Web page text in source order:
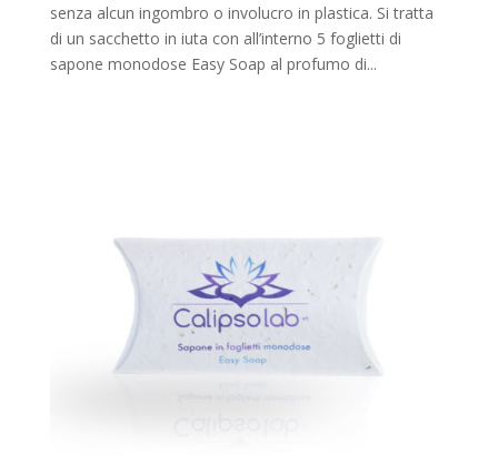
senza alcun ingombro o involucro in plastica. Si tratta
di un sacchetto in iuta con all’interno 5 foglietti di
sapone monodose Easy Soap al profumo di...